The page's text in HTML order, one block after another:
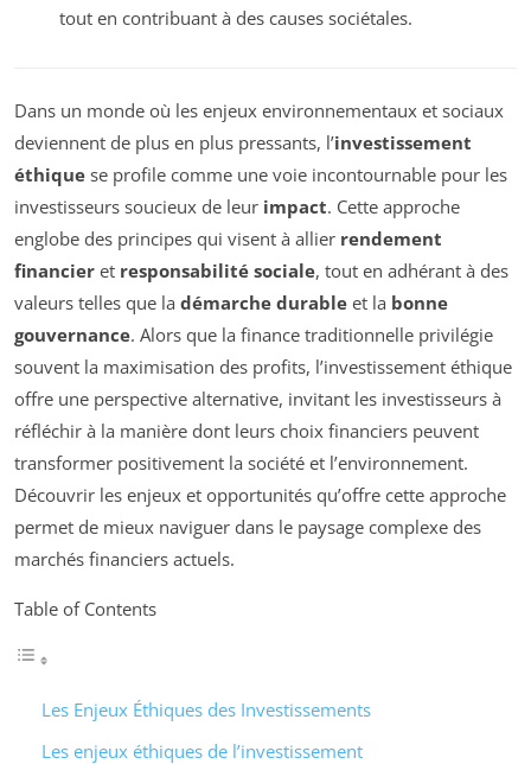
tout en contribuant à des causes sociétales.
Dans un monde où les enjeux environnementaux et sociaux
deviennent de plus en plus pressants, l’investissement
éthique se profile comme une voie incontournable pour les
investisseurs soucieux de leur impact. Cette approche
englobe des principes qui visent à allier rendement
financier et responsabilité sociale, tout en adhérant à des
valeurs telles que la démarche durable et la bonne
gouvernance. Alors que la finance traditionnelle privilégie
souvent la maximisation des profits, l’investissement éthique
offre une perspective alternative, invitant les investisseurs à
réfléchir à la manière dont leurs choix financiers peuvent
transformer positivement la société et l’environnement.
Découvrir les enjeux et opportunités qu’offre cette approche
permet de mieux naviguer dans le paysage complexe des
marchés financiers actuels.
Table of Contents
Les Enjeux Éthiques des Investissements
Les enjeux éthiques de l’investissement